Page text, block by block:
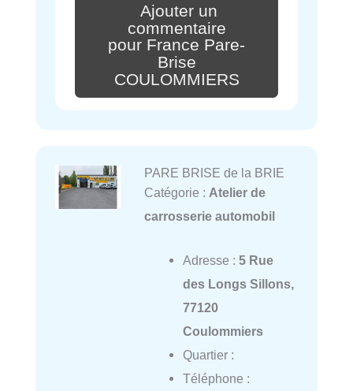
Ajouter un
commentaire
pour France Pare-
Brise
COULOMMIERS
PARE BRISE de la BRIE
Catégorie : Atelier de
carrosserie automobil
Adresse : 5 Rue
des Longs Sillons,
77120
Coulommiers
Quartier :
Téléphone :